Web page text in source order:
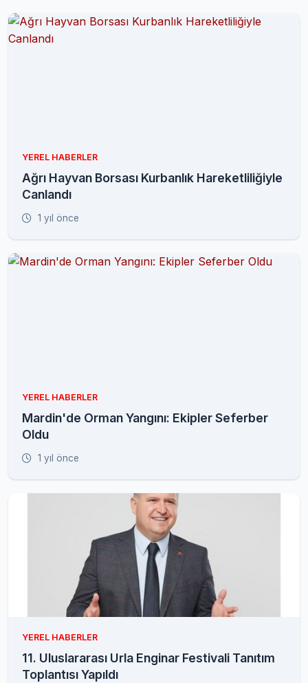
YEREL HABERLER
Ağrı Hayvan Borsası Kurbanlık Hareketliliğiyle
Canlandı
1 yıl önce
YEREL HABERLER
Mardin'de Orman Yangını: Ekipler Seferber
Oldu
1 yıl önce
YEREL HABERLER
11. Uluslararası Urla Enginar Festivali Tanıtım
Toplantısı Yapıldı